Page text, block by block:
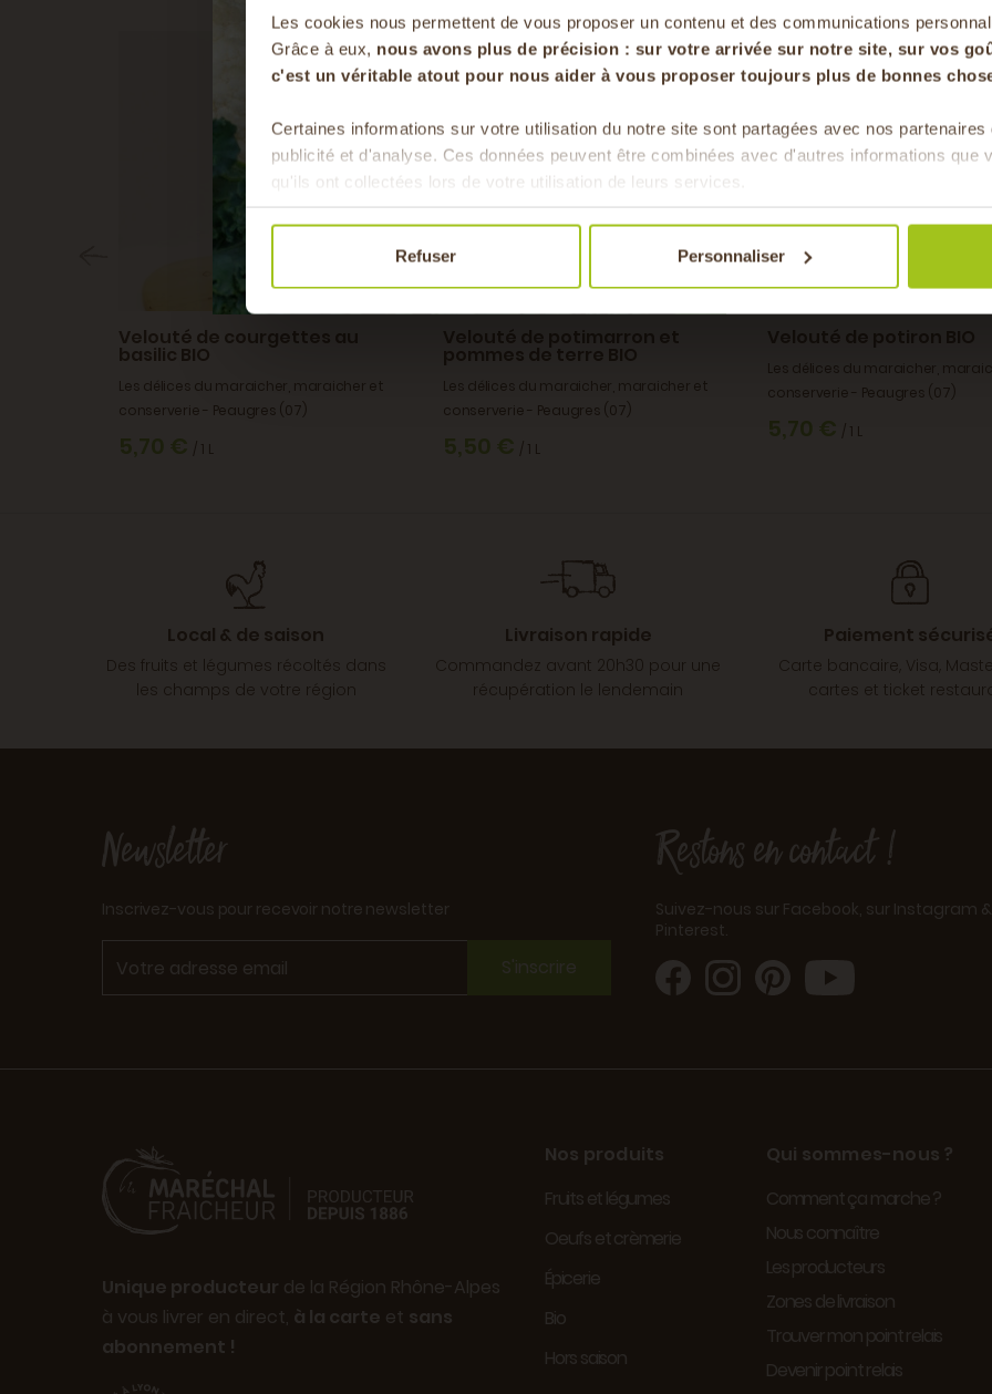
Les cookies nous permettent de vous proposer un contenu et des communications
Grâce à eux, nous avons plus de précision : sur votre arrivée sur notre site, sur vos
c'est un véritable atout pour nous aider à vous proposer toujours plus de bonnes
Certaines informations sur votre utilisation du notre site sont partagées avec nos
publicité et d'analyse. Ces données peuvent être combinées avec d'autres informations que
qu'ils ont collectées lors de votre utilisation de leurs services.
Refuser Personnaliser
BIO
Velouté de courgettes au
basilic BIO
Les délices du maraicher, maraicher et
conserverie - Peaugres (07)
5,70 € / 1 L
Les délices du maraicher, maraicher et
conserverie - Peaugres (07)
5,50 € / 1 L
Les délices du maraicher,
conserverie - Peaugres (07)
5,70 € / 1 L
en vous
Pour faire le plein chaque
&
Local & de saison
Des fruits et légumes récoltés dans
les champs de votre région
Livraison rapide
Commandez avant 20h30 pour une
récupération le lendemain
Paiement
Carte bancaire, Visa,
cartes et ticket
Newsletter
Inscrivez-vous pour recevoir notre newsletter
S'inscrire
Restons en contact !
Suivez-nous sur Facebook, sur Instagram &
Pinterest.
Unique producteur de la Région Rhône-Alpes
à vous livrer en direct, à la carte et sans
abonnement !
Nos produits
Fruits et légumes
Oeufs et crèmerie
Épicerie
Bio
Hors saison
Qui sommes-nous ?
Comment ça marche ?
Nous connaître
Les producteurs
Zones de livraison
Trouver mon point relais
Devenir point relais